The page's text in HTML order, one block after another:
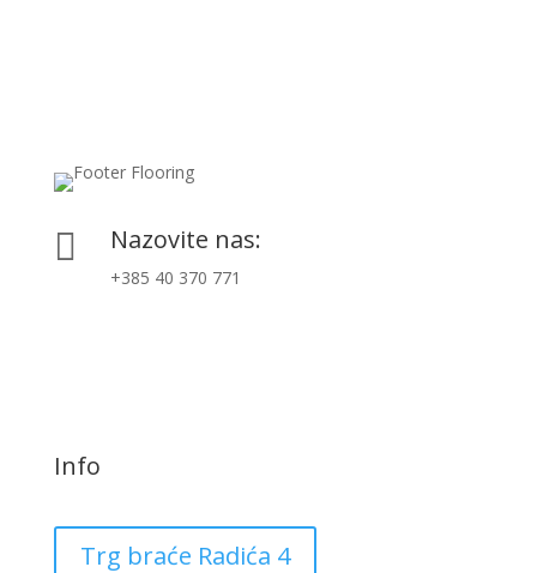
 Nazovite nas:
+385 40 370 771
Info
Trg braće Radića 4